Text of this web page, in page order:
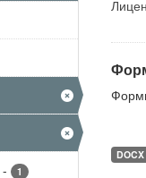
- 1
DOCX